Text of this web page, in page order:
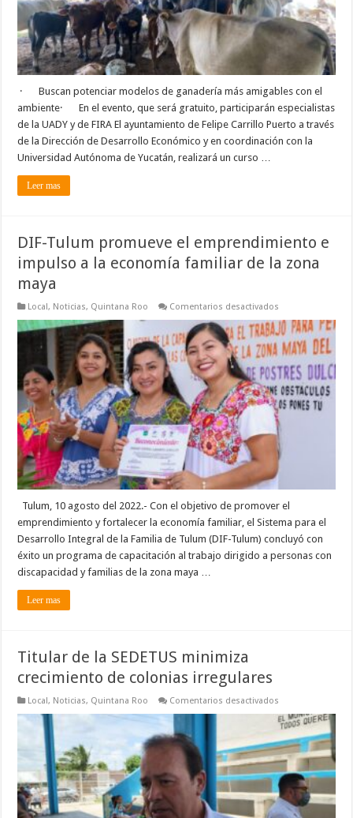
· Buscan potenciar modelos de ganadería más amigables con el
ambiente· En el evento, que será gratuito, participarán especialistas
de la UADY y de FIRA El ayuntamiento de Felipe Carrillo Puerto a través
de la Dirección de Desarrollo Económico y en coordinación con la
Universidad Autónoma de Yucatán, realizará un curso …
Leer mas
DIF-Tulum promueve el emprendimiento e
impulso a la economía familiar de la zona
maya
Local, Noticias, Quintana Roo Comentarios desactivados
Tulum
promueve
el
emprendimiento
e
impulso
a
la
economía
familiar
de
zona
maya
Tulum, 10 agosto del 2022.- Con el objetivo de promover el
emprendimiento y fortalecer la economía familiar, el Sistema para el
Desarrollo Integral de la Familia de Tulum (DIF-Tulum) concluyó con
éxito un programa de capacitación al trabajo dirigido a personas con
discapacidad y familias de la zona maya …
Leer mas
Titular de la SEDETUS minimiza
crecimiento de colonias irregulares
Local, Noticias, Quintana Roo Comentarios desactivados
de
la
SEDETUS
minimiza
crecimiento
de
colonias
irregulares